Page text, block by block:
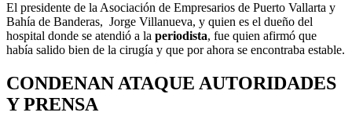
El presidente de la Asociación de Empresarios de Puerto Vallarta y
Bahía de Banderas, Jorge Villanueva, y quien es el dueño del
hospital donde se atendió a la periodista, fue quien afirmó que
había salido bien de la cirugía y que por ahora se encontraba estable.
CONDENAN ATAQUE AUTORIDADES
Y PRENSA